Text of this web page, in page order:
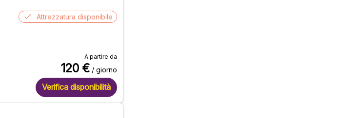
Attrezzatura disponibile
A partire da
120 € / giorno
Verifica disponibilità